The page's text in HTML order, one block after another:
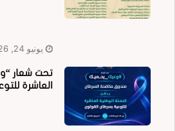
يونيو 24, 2026
تحت شعار
العاشرة